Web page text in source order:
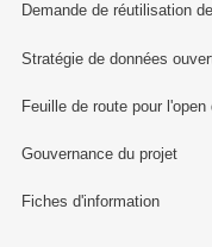
Demande de réutilisation
Stratégie de données
Feuille de route pour l'open
Gouvernance du projet
Fiches d'information